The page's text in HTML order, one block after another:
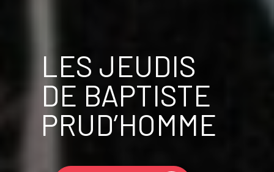
LES JEUDIS
DE BAPTISTE
PRUD’HOMME